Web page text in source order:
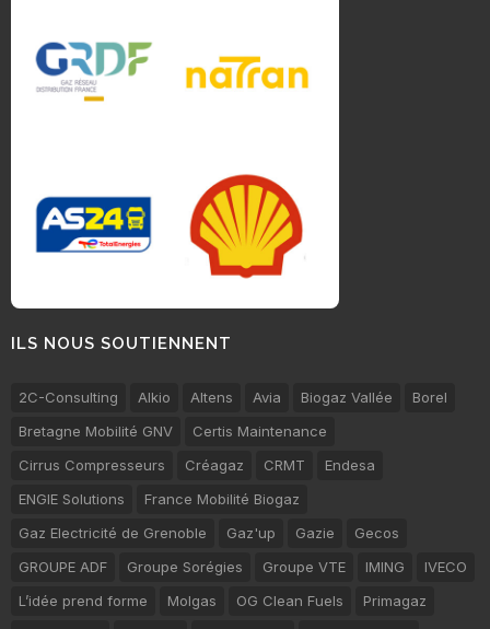
ILS NOUS SOUTIENNENT
2C-Consulting Alkio Altens Avia Biogaz Vallée
Borel
Bretagne Mobilité GNV
Certis Maintenance
Cirrus Compresseurs
Créagaz CRMT
Endesa
ENGIE Solutions
France Mobilité Biogaz
Gaz Electricité de Grenoble
Gaz'up Gazie
Gecos
GROUPE ADF
Groupe Sorégies Groupe VTE IMING
IVECO
L’idée prend forme
Molgas OG Clean Fuels
Primagaz